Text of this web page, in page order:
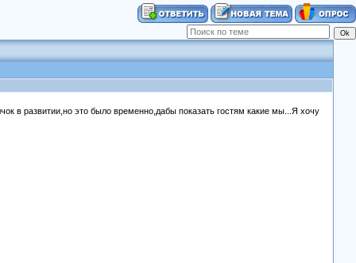
в развитии,но это было временно,дабы показать гостям какие мы...Я хочу